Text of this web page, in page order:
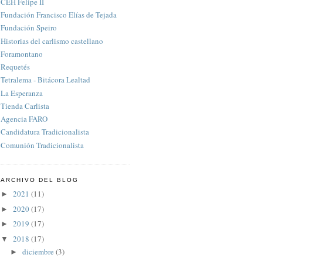
Fundación Francisco Elías de Tejada
Fundación Speiro
Historias del carlismo castellano
Foramontano
Requetés
Tetralema - Bitácora Lealtad
La Esperanza
Tienda Carlista
Agencia FARO
Candidatura Tradicionalista
Comunión Tradicionalista
ARCHIVO DEL BLOG
► 2021 (11)
► 2020(17)
► 2019 (17)
▼ 2018 (17)
► diciembre (3)